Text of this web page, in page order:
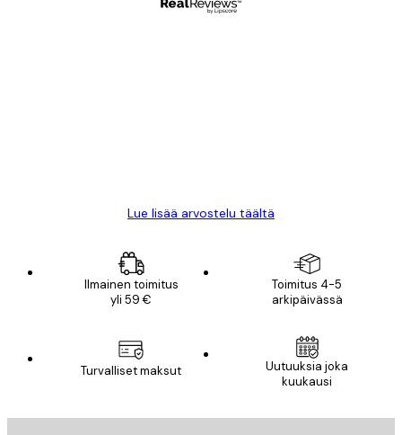
Lue lisää arvostelu täältä
Ilmainen toimitus
yli 59 €
Toimitus 4-5
arkipäivässä
Turvalliset maksut
Uutuuksia joka
kuukausi